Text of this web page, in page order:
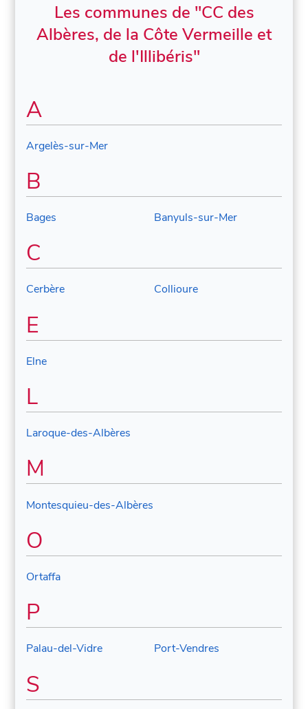
Les communes de "CC des
Albères, de la Côte Vermeille et
de l'Illibéris"
A
Argelès-sur-Mer
B
Bages Banyuls-sur-Mer
C
Cerbère Collioure
E
Elne
L
Laroque-des-Albères
M
Montesquieu-des-Albères
O
Ortaffa
P
Palau-del-Vidre Port-Vendres
S